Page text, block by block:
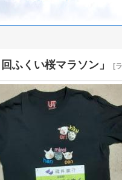
ふくい桜マラソン」 [